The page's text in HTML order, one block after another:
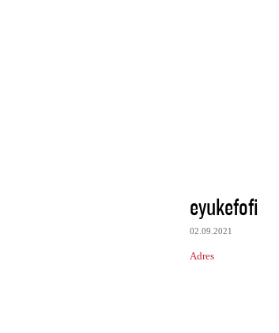
eyukefofi
02.09.2021
Adres